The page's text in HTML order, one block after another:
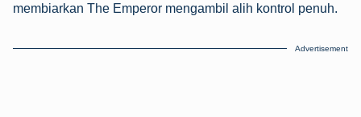
membiarkan The Emperor mengambil alih kontrol penuh.
Advertisement